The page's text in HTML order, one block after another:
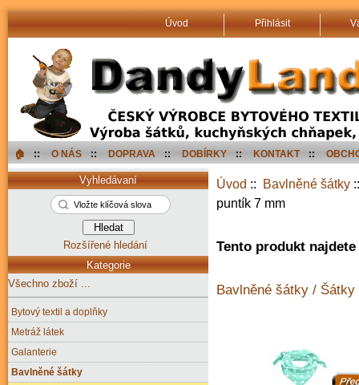
Úvod Přihlásit
🏠︎ :: O NÁS :: DOPRAVA :: DOBÍRKY :: KONTAKT ::
Úvod :: Bavlněné šátky
puntík 7 mm
Tento produkt
Bavlněné šátky /
Vyhledávaní
Rozšířené hledání
Kategorie
Všechno zboží ...
Bytový textil a doplňky
Metráž látek
Galanterie
Bavlněné šátky